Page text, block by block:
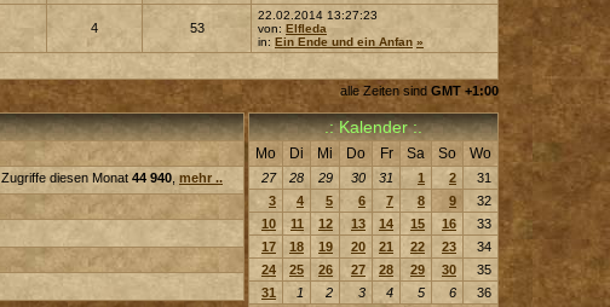
4 53
22.02.2014 13:27:23
von: Elfleda
in: Ein Ende und ein Anfan »
alle Zeiten sind GMT +1:00
, Zugriffe diesen Monat 44 940 mehr ..
.: Kalender :.
Mo Di Mi Do Fr Sa So Wo
27 28 29 30 31 1 2
31
3
4 5 6 7 8 9
32
10
11 12 13 14 15 16
33
17
18 19 20 21 22 23
34
24
25 26 27 28 29 30
35
31
1 2 3 4 5 6
36